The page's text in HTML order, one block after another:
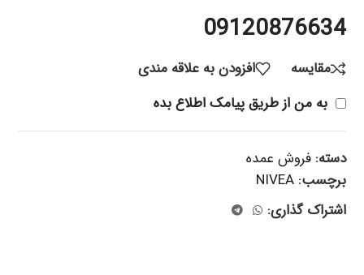
09120876634
مقایسه
افزودن به علاقه مندی
به من از طریق پیامک اطلاع بده
دسته: فروش عمده
برچسب: NIVEA
اشتراک گذاری: